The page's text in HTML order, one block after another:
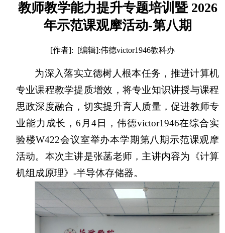
教师教学能力提升专题培训暨 2026
年示范课观摩活动-第八期
[作者]: [编辑]:伟德victor1946教科办
为深入落实立德树人根本任务，推进计算机
专业课程教学提质增效，将专业知识讲授与课程
思政深度融合，切实提升育人质量，促进教师专
业能力成长，6月4日，伟德victor1946在综合实
验楼W422会议室举办本学期第八期示范课观摩
活动。本次主讲是张菡老师，主讲内容为《计算
机组成原理》-半导体存储器。